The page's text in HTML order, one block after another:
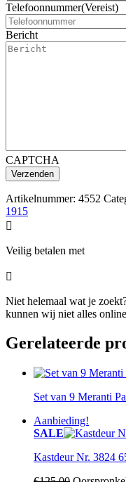
Telefoonnummer(Vereist)
Bericht
CAPTCHA
Artikelnummer: 4552
1915

Veilig betalen met

Niet helemaal wat je
kunnen wij niet alles
Gerelateerde
Set van 9 Meranti
Aanbieding!
SALE
Kastdeur Nr. 3824